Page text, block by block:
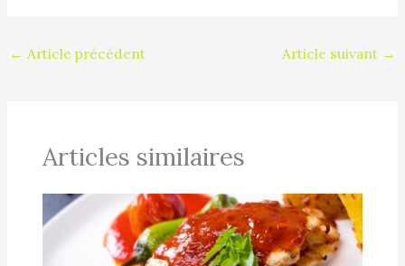
← Article précédent Article suivant →
Articles similaires